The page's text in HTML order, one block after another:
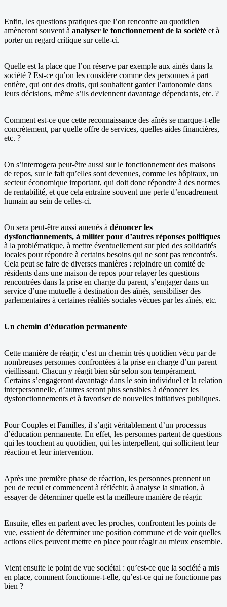
Enfin, les questions pratiques que l’on rencontre au quotidien
amèneront souvent à analyser le fonctionnement de la société et à
porter un regard critique sur celle-ci.
Quelle est la place que l’on réserve par exemple aux ainés dans la
société ? Est-ce qu’on les considère comme des personnes à part
entière, qui ont des droits, qui souhaitent garder l’autonomie dans
leurs décisions, même s’ils deviennent davantage dépendants, etc. ?
Comment est-ce que cette reconnaissance des aînés se marque-t-elle
concrètement, par quelle offre de services, quelles aides financières,
etc. ?
On s’interrogera peut-être aussi sur le fonctionnement des maisons
de repos, sur le fait qu’elles sont devenues, comme les hôpitaux, un
secteur économique important, qui doit donc répondre à des normes
de rentabilité, et que cela entraine souvent une perte d’encadrement
humain au sein de celles-ci.
On sera peut-être aussi amenés à dénoncer les
dysfonctionnements, à militer pour d’autres réponses politiques
à la problématique, à mettre éventuellement sur pied des solidarités
locales pour répondre à certains besoins qui ne sont pas rencontrés.
Cela peut se faire de diverses manières : rejoindre un comité de
résidents dans une maison de repos pour relayer les questions
rencontrées dans la prise en charge du parent, s’engager dans un
service d’une mutuelle à destination des aînés, sensibiliser des
parlementaires à certaines réalités sociales vécues par les aînés, etc.
Un chemin d’éducation permanente
Cette manière de réagir, c’est un chemin très quotidien vécu par de
nombreuses personnes confrontées à la prise en charge d’un parent
vieillissant. Chacun y réagit bien sûr selon son tempérament.
Certains s’engageront davantage dans le soin individuel et la relation
interpersonnelle, d’autres seront plus sensibles à dénoncer les
dysfonctionnements et à favoriser de nouvelles initiatives publiques.
Pour Couples et Familles, il s’agit véritablement d’un processus
d’éducation permanente. En effet, les personnes partent de questions
qui les touchent au quotidien, qui les interpellent, qui sollicitent leur
réaction et leur intervention.
Après une première phase de réaction, les personnes prennent un
peu de recul et commencent à réfléchir, à analyse la situation, à
essayer de déterminer quelle est la meilleure manière de réagir.
Ensuite, elles en parlent avec les proches, confrontent les points de
vue, essaient de déterminer une position commune et de voir quelles
actions elles peuvent mettre en place pour réagir au mieux ensemble.
Vient ensuite le point de vue sociétal : qu’est-ce que la société a mis
en place, comment fonctionne-t-elle, qu’est-ce qui ne fonctionne pas
bien ?